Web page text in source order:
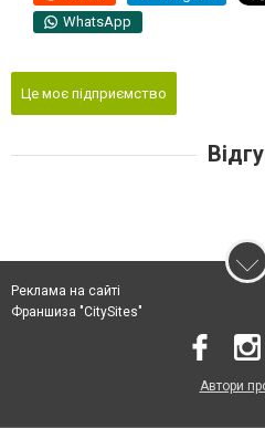
WhatsApp
Це моє підприємство
Реклама на сайті
Франшиза "CitySites"
Автори